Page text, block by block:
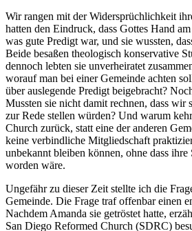
Wir rangen mit der Widersprüchlichkeit
hatten den Eindruck, dass Gottes Hand
was gute Predigt war, und sie wussten,
Beide besaßen theologisch konservative
dennoch lebten sie unverheiratet
worauf man bei einer Gemeinde achten
über auslegende Predigt beigebracht?
Mussten sie nicht damit rechnen, dass wir
zur Rede stellen würden? Und warum
Church zurück, statt eine der anderen
keine verbindliche Mitgliedschaft
unbekannt bleiben können, ohne dass ihre
worden wäre.
Ungefähr zu dieser Zeit stellte ich die
Gemeinde. Die Frage traf offenbar einen
Nachdem Amanda sie getröstet hatte,
San Diego Reformed Church (SDRC)